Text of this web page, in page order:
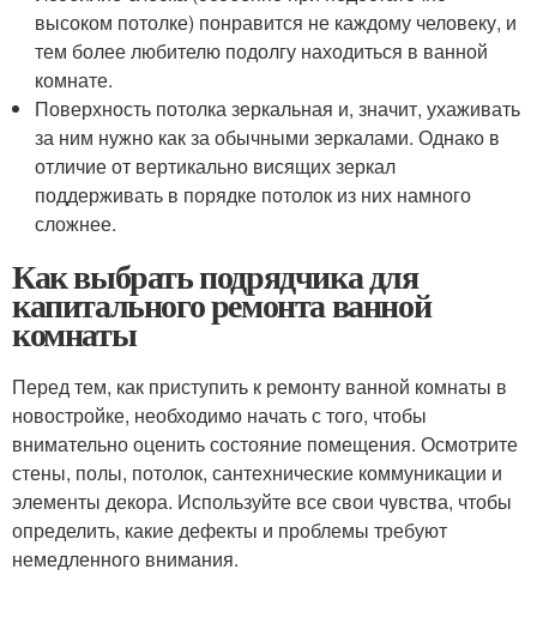
высоком потолке) понравится не каждому человеку, и
тем более любителю подолгу находиться в ванной
комнате.
Поверхность потолка зеркальная и, значит, ухаживать
за ним нужно как за обычными зеркалами. Однако в
отличие от вертикально висящих зеркал
поддерживать в порядке потолок из них намного
сложнее.
Как выбрать подрядчика для
капитального ремонта ванной
комнаты
Перед тем, как приступить к ремонту ванной комнаты в
новостройке, необходимо начать с того, чтобы
внимательно оценить состояние помещения. Осмотрите
стены, полы, потолок, сантехнические коммуникации и
элементы декора. Используйте все свои чувства, чтобы
определить, какие дефекты и проблемы требуют
немедленного внимания.